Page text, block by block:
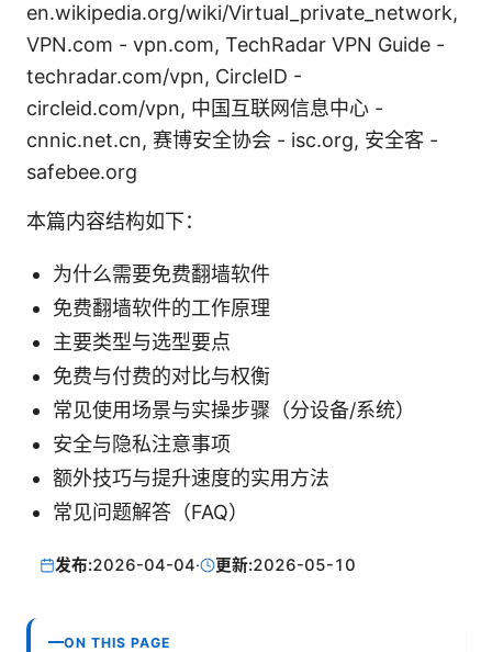
en.wikipedia.org/wiki/Virtual_private_network,
VPN.com - vpn.com, TechRadar VPN Guide -
techradar.com/vpn, CircleID -
circleid.com/vpn, 中国互联网信息中心 -
cnnic.net.cn, 赛博安全协会 - isc.org, 安全客 -
safebee.org
本篇内容结构如下：
为什么需要免费翻墙软件
免费翻墙软件的工作原理
主要类型与选型要点
免费与付费的对比与权衡
常见使用场景与实操步骤（分设备/系统）
安全与隐私注意事项
额外技巧与提升速度的实用方法
常见问题解答（FAQ）
发布:2026-04-04· 更新:2026-05-10
ON THIS PAGE